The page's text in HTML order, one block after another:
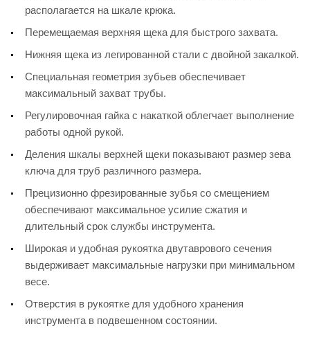
располагается на шкале крюка.
Перемещаемая верхняя щека для быстрого захвата.
Нижняя щека из легированной стали с двойной закалкой.
Специальная геометрия зубьев обеспечивает
максимальный захват трубы.
Регулировочная гайка с накаткой облегчает выполнение
работы одной рукой.
Деления шкалы верхней щеки показывают размер зева
ключа для труб различного размера.
Прецизионно фрезированные зубья со смещением
обеспечивают максимальное усилие сжатия и
длительный срок службы инструмента.
Широкая и удобная рукоятка двутаврового сечения
выдерживает максимальные нагрузки при минимальном
весе.
Отверстия в рукоятке для удобного хранения
инструмента в подвешенном состоянии.